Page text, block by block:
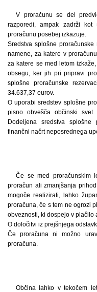
V proračunu se del
razporedi, ampak zadrži
proračunu posebej izkazuje.
Sredstva splošne
namene, za katere v
za katere se med letom
obsegu, ker jih pri pripravi
splošne proračunske
34.637,37 eurov.
O uporabi sredstev splošne
pisno obvešča občinski svet
Dodeljena sredstva splošne
finančni načrt neposrednega
Če se med proračunskim
proračun ali zmanjšanja
mogoče realizirati, lahko
proračuna, če s tem ne ogrozi
obveznosti, ki dospejo v plačilo
O določitvi iz prejšnjega
Če proračuna ni možno
proračuna.
Občina lahko v tekočem